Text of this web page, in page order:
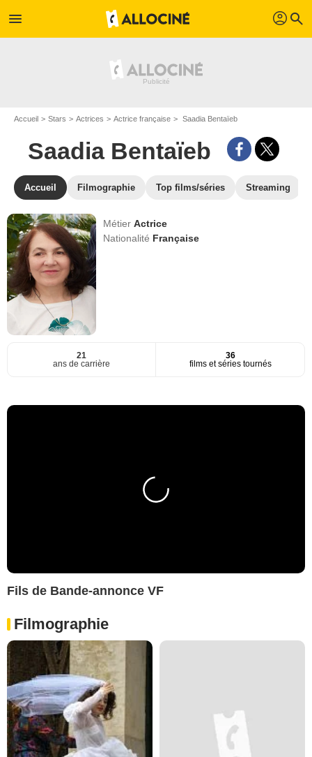
menu profil search
Accueil Stars Actrices Actrice française Saadia Bentaïeb
Saadia Bentaïeb
Accueil Filmographie Top films/séries Streaming
MétierActrice
Nationalité Française
21
ans de carrière
36
films et séries tournés
Fils de Bande-annonce VF
Filmographie